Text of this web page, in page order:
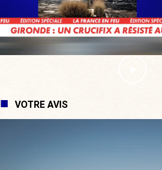
VOTRE AVIS